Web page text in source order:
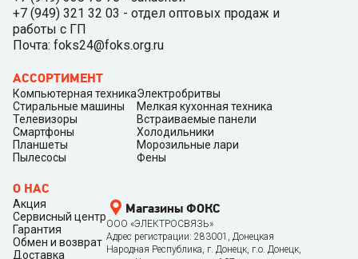
+7 (949) 321 32 03 - отдел оптовых продаж и
работы с ГП
Почта: foks24@foks.org.ru
АССОРТИМЕНТ
Компьютерная техника
Стиральные машины
Телевизоры
Смартфоны
Планшеты
Пылесосы
Электробритвы
Мелкая кухонная техника
Встраиваемые панели
Холодильники
Морозильные лари
Фены
О НАС
Акция
Сервисный центр
Гарантия
Обмен и возврат
Доставка
Магазины ФОКС
ООО «ЭЛЕКТРОСВЯЗЬ»
Адрес регистрации: 283001, Донецкая
Народная Республика, г. Донецк, г.о. Донецк,